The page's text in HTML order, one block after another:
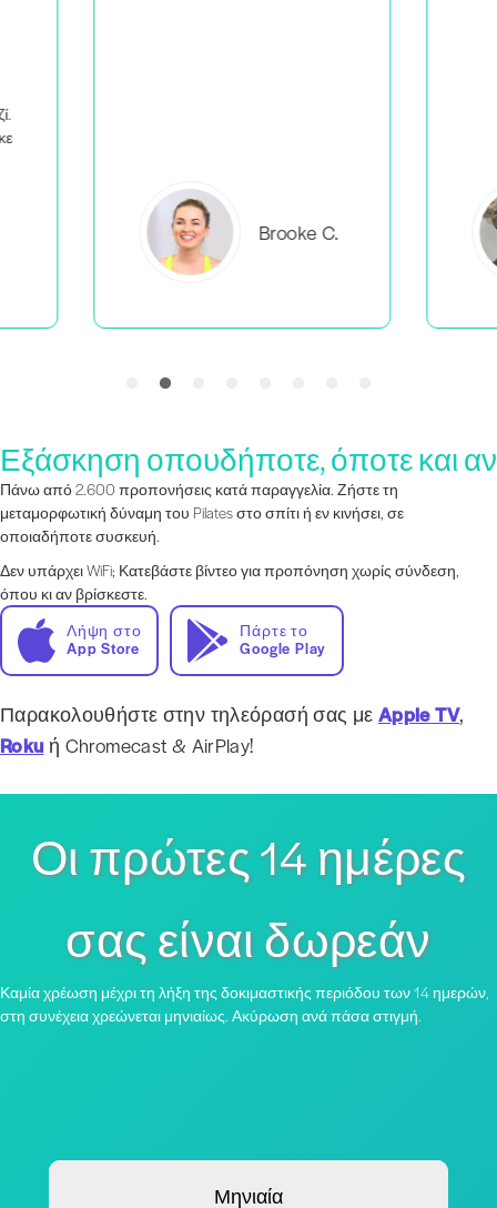
Everlea B.
Εξάσκηση οπουδήποτε, όποτε και αν
Πάνω από 2.600 προπονήσεις κατά παραγγελία. Ζήστε τη
μεταμορφωτική δύναμη του Pilates στο σπίτι ή εν κινήσει, σε
οποιαδήποτε συσκευή.
Δεν υπάρχει WiFi; Κατεβάστε βίντεο για προπόνηση χωρίς σύνδεση,
όπου κι αν βρίσκεστε.
Λήψη στο
App Store
Πάρτε το
Google Play
Παρακολουθήστε στην τηλεόρασή σας με Apple TV,
Roku ή Chromecast & AirPlay!
Οι πρώτες 14 ημέρες
σας είναι δωρεάν
Καμία χρέωση μέχρι τη λήξη της δοκιμαστικής περιόδου των 14 ημερών,
στη συνέχεια χρεώνεται μηνιαίως. Ακύρωση ανά πάσα στιγμή.
Μηνιαία